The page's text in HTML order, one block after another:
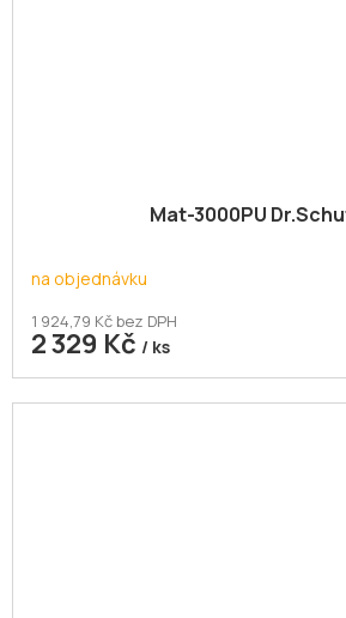
Mat-3000PU
na objednávku
1 924,79 Kč bez DPH
2 329 Kč / ks